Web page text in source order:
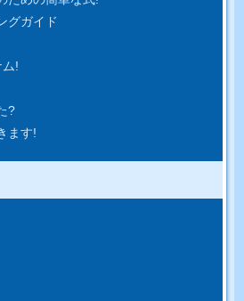
グガイド
!
?
ます!